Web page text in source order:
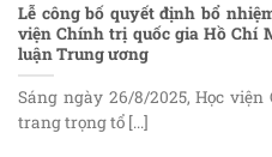
Lễ công bố quyết định bổ
viện Chính trị quốc gia Hồ Chí
luận Trung ương
Sáng ngày 26/8/2025, Học
trang trọng tổ [...]